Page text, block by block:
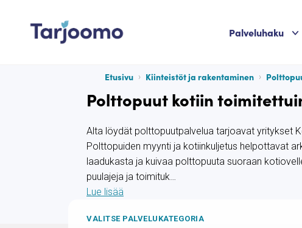
Palveluhaku
Etusivu Kiinteistöt ja rakentaminen
Polttopuut kotiin
Alta löydät polttopuutpalvelua tarjoavat yritykset
Polttopuiden myynti ja kotiinkuljetus helpottavat
laadukasta ja kuivaa polttopuuta suoraan
puulajeja ja toimituk…
Lue lisää
VALITSE PALVELUKATEGORIA